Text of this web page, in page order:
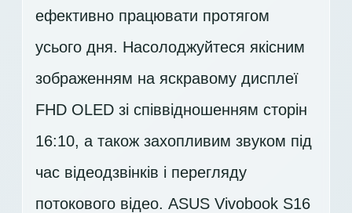
ефективно працювати протягом
усього дня. Насолоджуйтеся якісним
зображенням на яскравому дисплеї
FHD OLED зі співвідношенням сторін
16:10, а також захопливим звуком під
час відеодзвінків і перегляду
потокового відео. ASUS Vivobook S16